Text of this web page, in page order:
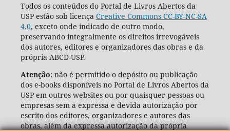
Todos os conteúdos do Portal de Livros Abertos da
USP estão sob licença Creative Commons CC-BY-NC-SA
4.0, exceto onde indicado de outro modo,
preservando integralmente os direitos irrevogáveis
dos autores, editores e organizadores das obras e da
própria ABCD-USP.
Atenção: não é permitido o depósito ou publicação
dos e-books disponíveis no Portal de Livros Abertos da
USP em outros websites ou por quaisquer pessoas ou
empresas sem a expressa e devida autorização por
escrito dos editores, organizadores e autores das
obras, além da expressa autorização da própria